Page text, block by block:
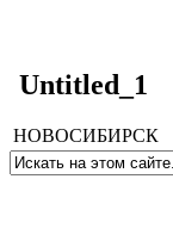
Untitled_1
НОВОСИБИРСК